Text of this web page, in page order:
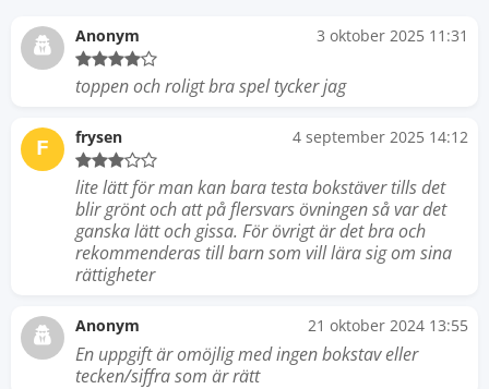
Anonym 3 oktober 2025 11:31
toppen och roligt bra spel tycker jag
F frysen 4 september 2025 14:12
lite lätt för man kan bara testa bokstäver tills det
blir grönt och att på flersvars övningen så var det
ganska lätt och gissa. För övrigt är det bra och
rekommenderas till barn som vill lära sig om sina
rättigheter
Anonym 21 oktober 2024 13:55
En uppgift är omöjlig med ingen bokstav eller
tecken/siffra som är rätt